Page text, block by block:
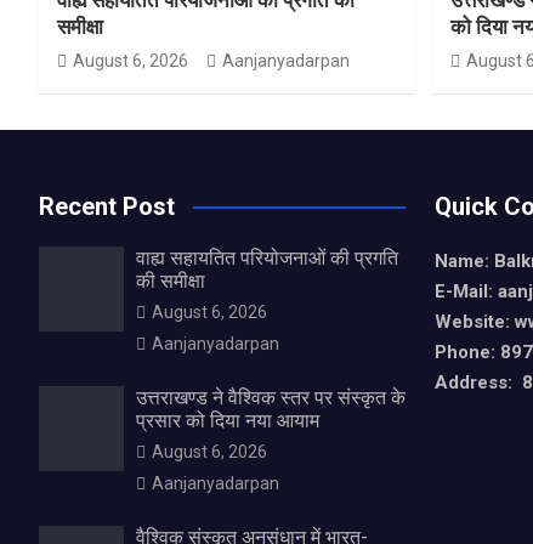
समीक्षा
August 6, 2026 Aanjanyadarpan
को दिया
August
Recent Post
वाह्य सहायतित परियोजनाओं की प्रगति
की समीक्षा
August 6, 2026
Aanjanyadarpan
उत्तराखण्ड ने वैश्विक स्तर पर संस्कृत के
प्रसार को दिया नया आयाम
August 6, 2026
Aanjanyadarpan
वैश्विक संस्कृत अनुसंधान में भारत-
Quick
Name:
E-Mail:
Website:
Phone:
Address: